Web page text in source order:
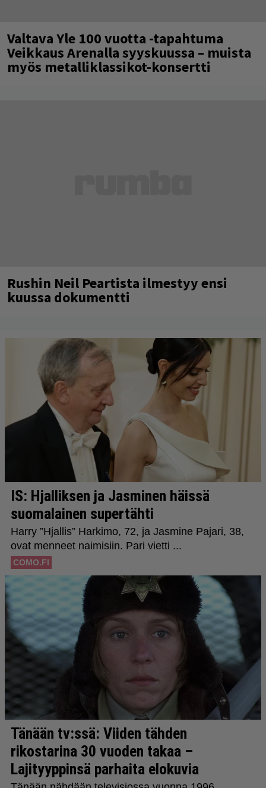
Valtava Yle 100 vuotta -tapahtuma
Veikkaus Arenalla syyskuussa – muista
myös metalliklassikot-konsertti
Rushin Neil Peartista ilmestyy ensi
kuussa dokumentti